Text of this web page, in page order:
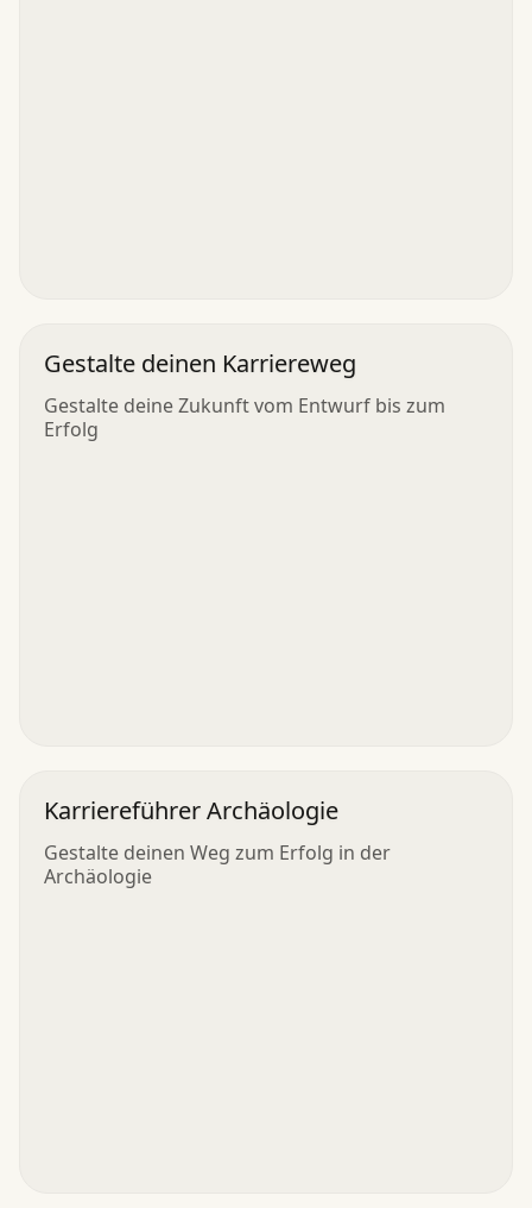
Gestalte deinen Karriereweg
Gestalte deine Zukunft vom Entwurf bis zum
Erfolg
Karriereführer Archäologie
Gestalte deinen Weg zum Erfolg in der
Archäologie